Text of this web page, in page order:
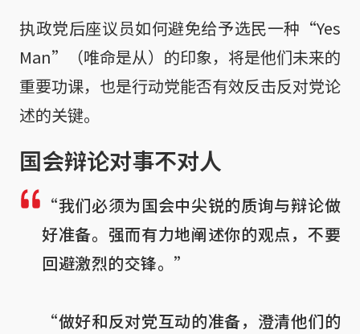
执政党后座议员如何避免给予选民一种“Yes
Man”（唯命是从）的印象，将是他们未来的
重要功课，也是行动党能否有效反击反对党论
述的关键。
国会辩论对事不对人
“我们必须为国会中尖锐的质询与辩论做
好准备。强而有力地阐述你的观点，不要
回避激烈的交锋。”
“做好和反对党互动的准备，澄清他们的